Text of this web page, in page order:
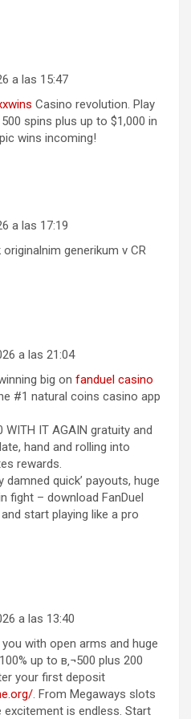
a las 15:47
Casino revolution. Play
spins plus up to $1,000 in
wins incoming!
a las 17:19
generikum v CR
a las 21:04
big on fanduel casino
#1 natural coins casino app
WITH IT AGAIN gratuity and
hand and rolling into
rewards.
damned quick’ payouts, huge
fight – download FanDuel
start playing like a pro
a las 13:40
with open arms and huge
up to в‚¬500 plus 200
your first deposit
. From Megaways slots
excitement is endless. Start